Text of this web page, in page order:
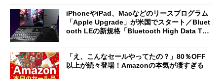
iPhoneやiPad、Macなどのリースプログラム
「Apple Upgrade」が米国でスタート／Bluet
ooth LEの新規格「Bluetooth High Data Thr
「え、こんなセールやってたの？」80％OFF
以上が続々登場！Amazonの本気が凄すぎる